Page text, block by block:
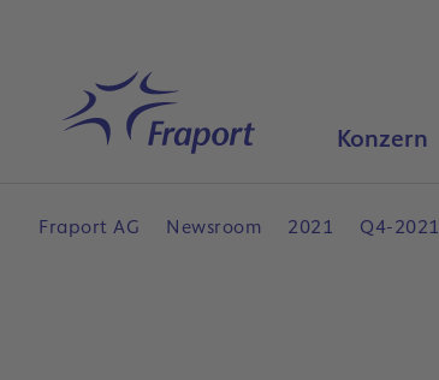
Startseite Konzern
Fraport AG Newsroom 2021 Q4-2021